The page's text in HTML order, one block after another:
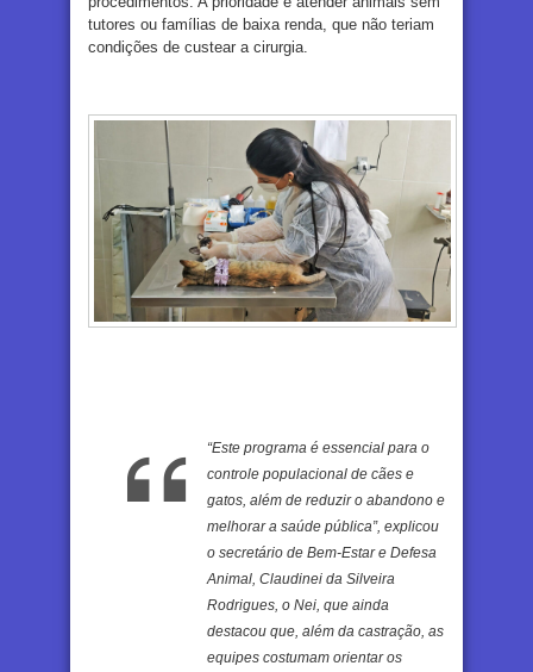
tutores ou famílias de baixa renda, que não teriam
condições de custear a cirurgia.
“Este programa é essencial para o
controle populacional de cães e
gatos, além de reduzir o abandono e
melhorar a saúde pública”, explicou
o secretário de Bem-Estar e Defesa
Animal, Claudinei da Silveira
Rodrigues, o Nei, que ainda
destacou que, além da castração, as
equipes costumam orientar os